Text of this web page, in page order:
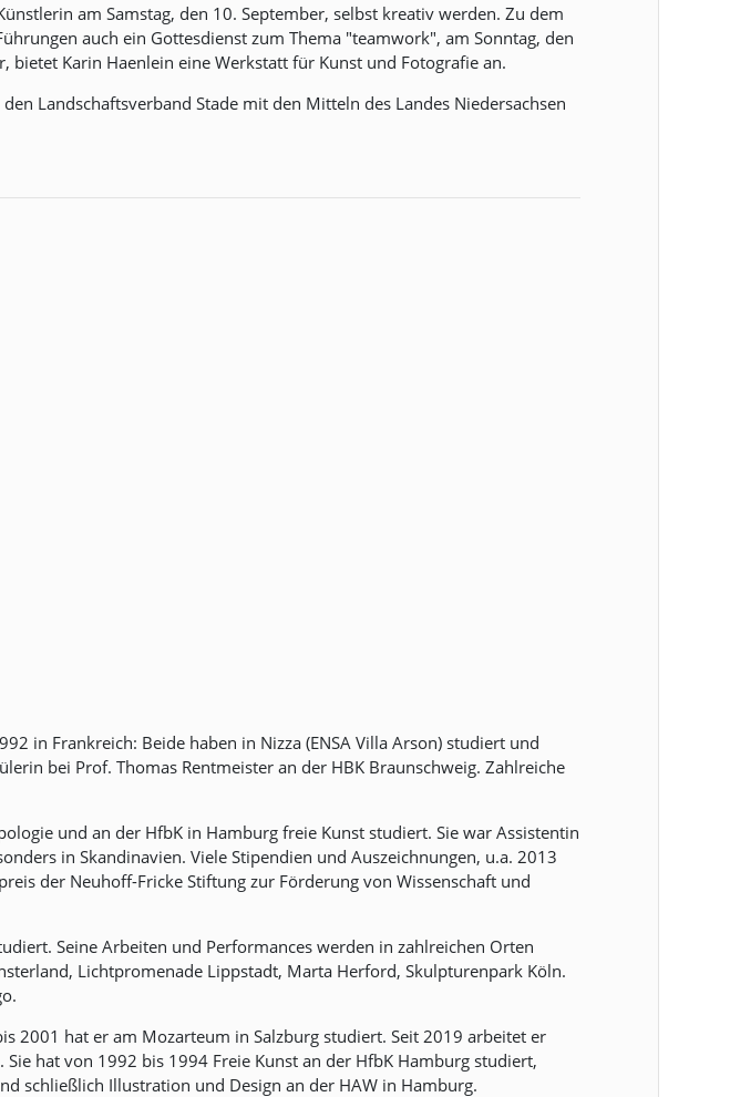
am Samstag, den 10. September, selbst kreativ werden. Zu dem
auch ein Gottesdienst zum Thema "teamwork", am Sonntag, den
bietet Karin Haenlein eine Werkstatt für Kunst und Fotografie an.
Landschaftsverband Stade mit den Mitteln des Landes Niedersachsen
in Frankreich: Beide haben in Nizza (ENSA Villa Arson) studiert und
bei Prof. Thomas Rentmeister an der HBK Braunschweig. Zahlreiche
und an der HfbK in Hamburg freie Kunst studiert. Sie war Assistentin
in Skandinavien. Viele Stipendien und Auszeichnungen, u.a. 2013
der Neuhoff-Fricke Stiftung zur Förderung von Wissenschaft und
Seine Arbeiten und Performances werden in zahlreichen Orten
Lichtpromenade Lippstadt, Marta Herford, Skulpturenpark Köln.
2001 hat er am Mozarteum in Salzburg studiert. Seit 2019 arbeitet er
hat von 1992 bis 1994 Freie Kunst an der HfbK Hamburg studiert,
schließlich Illustration und Design an der HAW in Hamburg.